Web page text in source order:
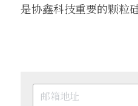
是协鑫科技重要的颗粒